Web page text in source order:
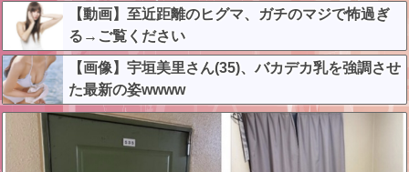
【動画】至近距離のヒグマ、ガチのマジで怖過ぎ
る→ご覧ください
【画像】宇垣美里さん(35)、バカデカ乳を強調させ
た最新の姿wwww